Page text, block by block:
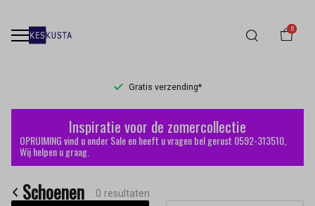
0
Gratis verzending*
Schoenen
Keskusta
Inspiratie voor de zomercollectie
OPRUIMING vind u onder Sale en heeft u vragen bel gerust 0592-313510,
Wij helpen u graag.
Schoenen 0 resultaten